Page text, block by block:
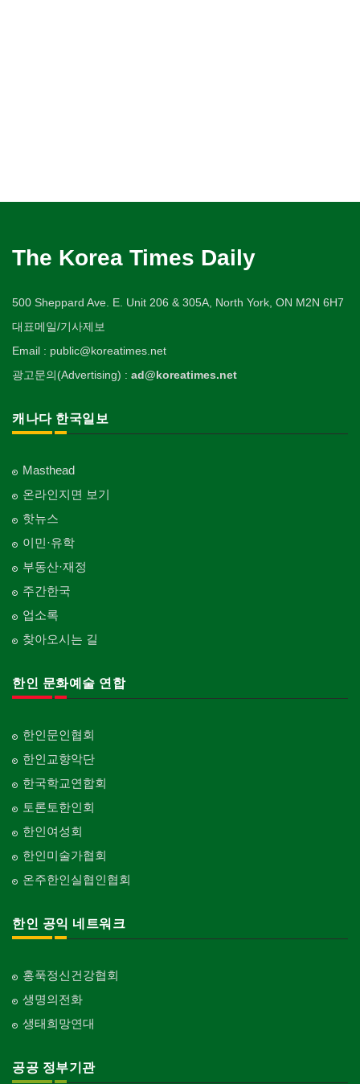
The Korea Times Daily
500 Sheppard Ave. E. Unit 206 & 305A, North York, ON M2N 6H7
대표메일/기사제보
Email : public@koreatimes.net
광고문의(Advertising) : ad@koreatimes.net
캐나다 한국일보
Masthead
온라인지면 보기
핫뉴스
이민·유학
부동산·재정
주간한국
업소록
찾아오시는 길
한인 문화예술 연합
한인문인협회
한인교향악단
한국학교연합회
토론토한인회
한인여성회
한인미술가협회
온주한인실협인협회
한인 공익 네트워크
홍푹정신건강협회
생명의전화
생태희망연대
공공 정부기관